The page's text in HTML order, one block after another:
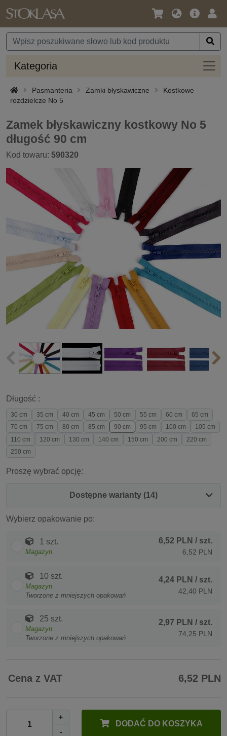
Język
Waluta
Oferta
Kategoria
Pasmanteria Zamki błyskawiczne
Kostkowe
rozdzielcze No 5
Zamek błyskawiczny kostkowy No 5
długość 90 cm
Kod towaru: 590320
Długość :
30 cm 35 cm 40 cm 45 cm 50 cm 55 cm 60 cm
65 cm
70 cm
75 cm 80 cm 85 cm 90 cm 95 cm 100 cm
105 cm
110 cm
120 cm 130 cm 140 cm 150 cm 200 cm
220 cm
250 cm
Proszę wybrać opcję:
Dostępne warianty (14)
Wybierz opakowanie po:
1 szt.
Magazyn
6,52 PLN / szt.
6,52 PLN
10 szt.
Magazyn
Tworzone z mniejszych opakowań
4,24 PLN / szt.
42,40 PLN
25 szt.
Magazyn
Tworzone z mniejszych opakowań
2,97 PLN / szt.
74,25 PLN
Cena z VAT 6,52 PLN
+
-
DODAĆ DO KOSZYKA